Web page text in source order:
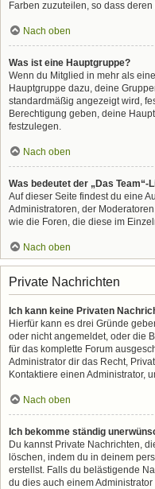
Farben zuzuteilen, so dass
Nach oben
Was ist eine Hauptgruppe?
Wenn du Mitglied in mehr als
Hauptgruppe dazu, deine
standardmäßig angezeigt wird,
Berechtigung geben, deine
festzulegen.
Nach oben
Was bedeutet der „Das
Auf dieser Seite findest du eine
Administratoren, der
wie die Foren, die diese im
Nach oben
Private Nachrichten
Ich kann keine Privaten
Hierfür kann es drei Gründe
oder nicht angemeldet, oder die
für das komplette Forum
Administrator dir das Recht,
Kontaktiere einen Administrator,
Nach oben
Ich bekomme ständig
Du kannst Private Nachrichten,
löschen, indem du in deinem
erstellst. Falls du belästigende
du dies auch einem